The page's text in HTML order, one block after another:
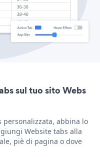
sul tuo sito Webs
personalizzata, abbina lo
Website tabs alla
piè di pagina o dove